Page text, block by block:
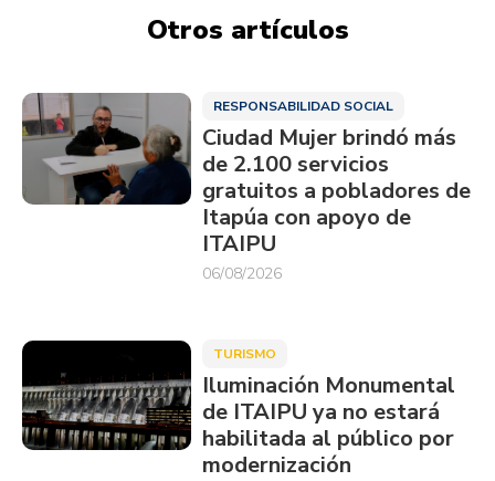
Otros artículos
RESPONSABILIDAD SOCIAL
Ciudad Mujer brindó más
de 2.100 servicios
gratuitos a pobladores de
Itapúa con apoyo de
ITAIPU
06/08/2026
TURISMO
Iluminación Monumental
de ITAIPU ya no estará
habilitada al público por
modernización